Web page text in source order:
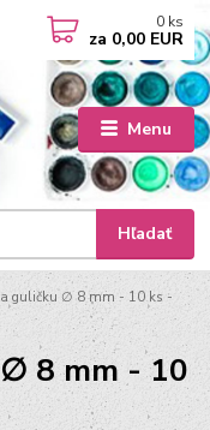
Menu
Hľadať
0 ks
za 0,00 EUR
guličku ∅ 8 mm - 10 ks -
8 mm - 10